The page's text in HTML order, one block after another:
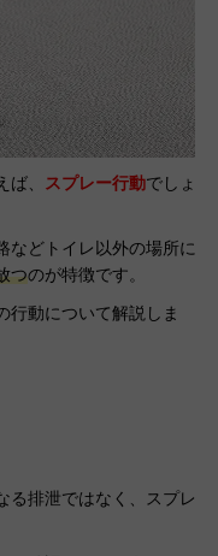
、 スプレー行動でしょ
などトイレ以外の場所に
つのが特徴です。
行動について解説しま
る排泄ではなく、スプレ